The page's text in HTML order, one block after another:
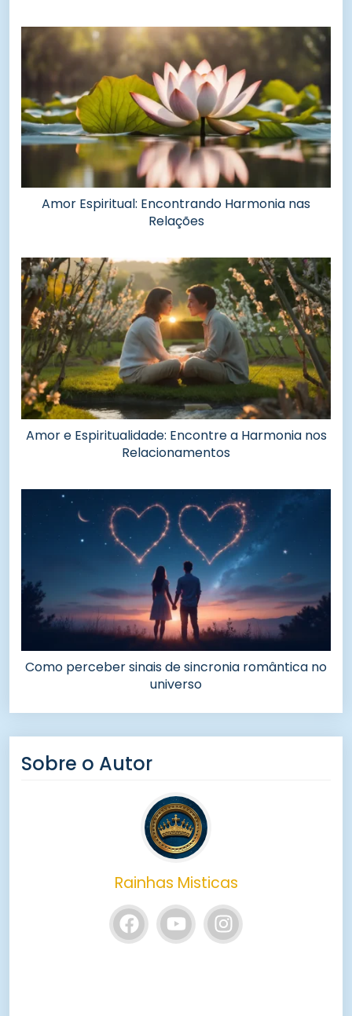
Amor Espiritual: Encontrando Harmonia nas
Relações
Amor e Espiritualidade: Encontre a Harmonia nos
Relacionamentos
Como perceber sinais de sincronia romântica no
universo
Sobre o Autor
Rainhas Misticas